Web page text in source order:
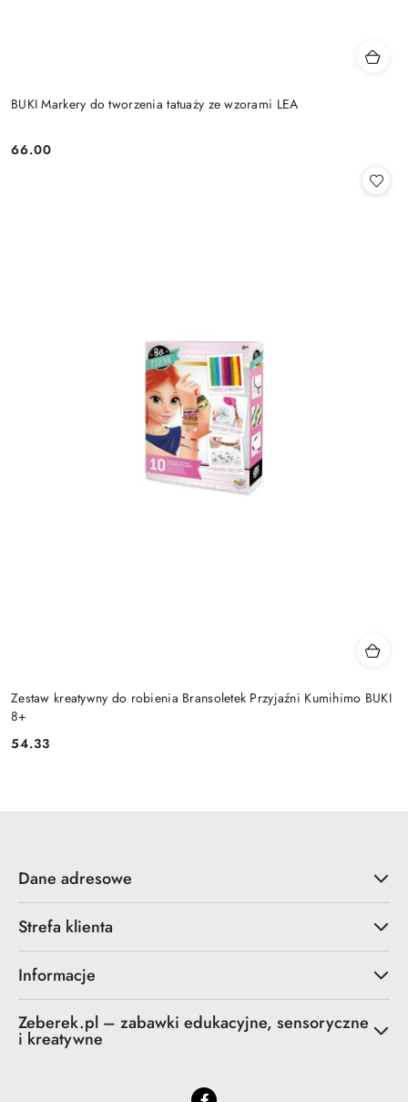
BUKI Markery do tworzenia tatuaży ze wzorami LEA
Cena:
66.00
Zestaw kreatywny do robienia Bransoletek Przyjaźni Kumihimo BUKI
8+
Cena:
54.33
Dane adresowe
Strefa klienta
Informacje
Zeberek.pl – zabawki edukacyjne, sensoryczne
i kreatywne